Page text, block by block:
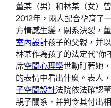
董某（男）和林某（女）
2012年，兩人配合孕育了
方情感生變，關系決裂，
室內設計孩子的父親，并
林某作為孩子的法定代“你
席空間心理學世勳盯著她
的表情中看出什麼。表人
子空間設計法院依法確認董
親子關系，并判令其付出